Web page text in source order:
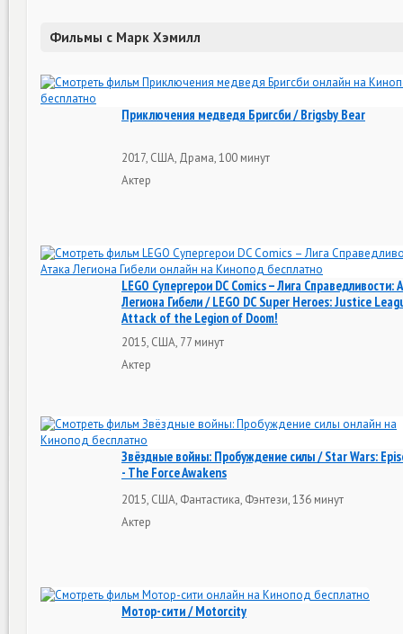
Фильмы с Марк Хэмилл
Приключения медведя Бригсби / Brigsby Bear
2017, США, Драма, 100 минут
Актер
LEGO Супергерои DC Comics – Лига Справедливости:
Легиона Гибели / LEGO DC Super Heroes: Justice
Attack of the Legion of Doom!
2015, США, 77 минут
Актер
Звёздные войны: Пробуждение силы / Star Wars:
- The Force Awakens
2015, США, Фантастика, Фэнтези, 136 минут
Актер
Мотор-сити / Motorcity